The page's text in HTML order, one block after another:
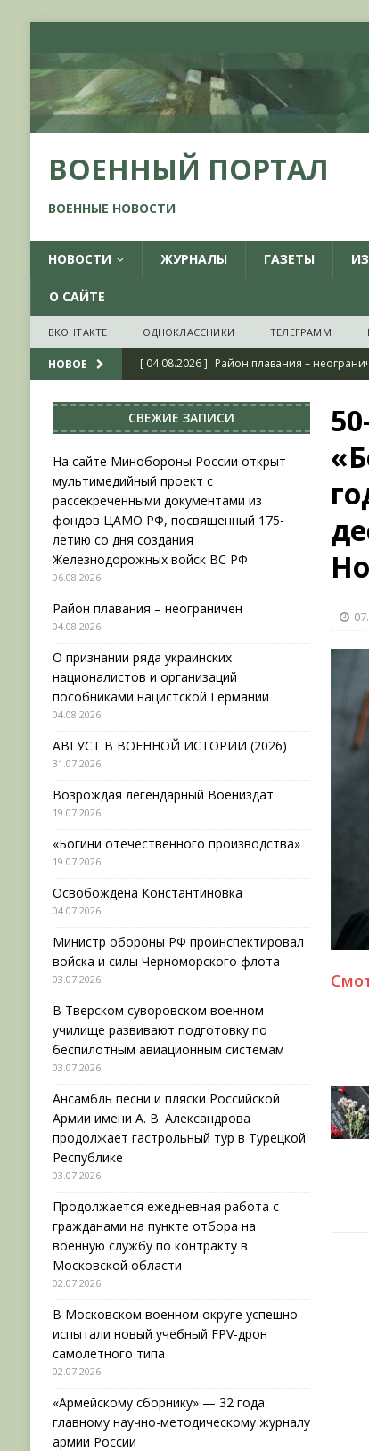
ВОЕННЫЙ ПОРТАЛ
ВОЕННЫЕ НОВОСТИ
НОВОСТИ ЖУРНАЛЫ ГАЗЕТЫ
О САЙТЕ
ВКОНТАКТЕ ОДНОКЛАССНИКИ ТЕЛЕГРАММ
НОВОЕ [ 04.08.2026 ] Район плавания –
НОВОСТИ
[ 31.07.2026 ]
АВГУСТ В ВОЕННОЙ
[ 19.07.2026 ]
[ 06.08.2026 ] На сайте Минобороны
фондов ЦАМО РФ, посвященный 175-
СВЕЖИЕ ЗАПИСИ
На сайте Минобороны России открыт
мультимедийный проект с
рассекреченными документами из
фондов ЦАМО РФ, посвященный 175-
летию со дня создания
Железнодорожных войск ВС РФ
06.08.2026
Район плавания – неограничен
04.08.2026
О признании ряда украинских
националистов и организаций
пособниками нацистской Германии
04.08.2026
АВГУСТ В ВОЕННОЙ ИСТОРИИ (2026)
31.07.2026
Возрождая легендарный Воениздат
19.07.2026
«Богини отечественного производства»
19.07.2026
Освобождена Константиновка
04.07.2026
Министр обороны РФ проинспектировал
войска и силы Черноморского флота
03.07.2026
В Тверском суворовском военном
училище развивают подготовку по
беспилотным авиационным системам
03.07.2026
Ансамбль песни и пляски Российской
Армии имени А. В. Александрова
продолжает гастрольный тур в Турецкой
Республике
03.07.2026
Продолжается ежедневная работа с
гражданами на пункте отбора на
военную службу по контракту в
Московской области
02.07.2026
В Московском военном округе успешно
испытали новый учебный FPV-дрон
самолетного типа
02.07.2026
«Армейскому сборнику» — 32 года:
главному научно-методическому журналу
армии России